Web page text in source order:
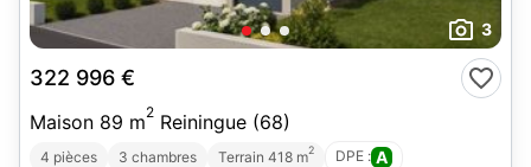
3
322 996 €
Maison 89 m2 Reiningue (68)
4 pièces 3 chambres Terrain 418 m2 DPE : A